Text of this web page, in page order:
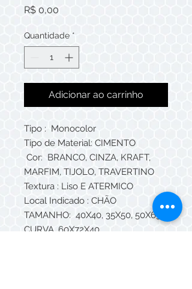
R$ 0,00
Quantidade *
Adicionar ao carrinho
Tipo : Monocolor
Tipo de Material: CIMENTO
Cor: BRANCO, CINZA, KRAFT,
MARFIM, TIJOLO, TRAVERTINO
Textura : Liso E ATERMICO
Local Indicado : CHÃO
TAMANHO: 40X40, 35X50, 50X63,
CURVA, 60X72X40